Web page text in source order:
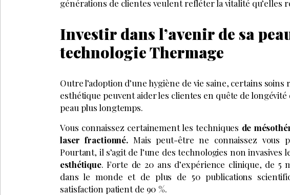
générations de clientes veulent refléter la vitalité qu’elles
Investir dans l’avenir de sa
technologie Thermage
Outre l’adoption d’une hygiène de vie saine, certains
esthétique peuvent aider les clientes en quête de
peau plus longtemps.
Vous connaissez certainement les techniques de
laser fractionné. Mais peut-être ne connaissez vous
Pourtant, il s’agit de l’une des technologies non invasives
esthétique. Forte de 20 ans d’expérience clinique, de 5
dans le monde et de plus de 50 publications
satisfaction patient de 90 %.